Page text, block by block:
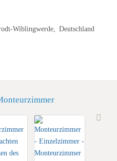
Wiblingwerde
Deutschland